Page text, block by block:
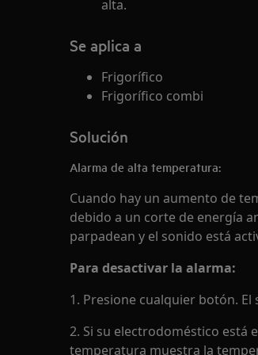
alta.
Se aplica a
Frigorífico
Frigorífico combi
Solución
Alarma de alta temperatura:
Cuando hay un aumento de
debido a un corte de energía
parpadean y el sonido está
Para desactivar la alarma:
1. Presione cualquier botón. El
2. Si su electrodoméstico está
temperatura muestra la